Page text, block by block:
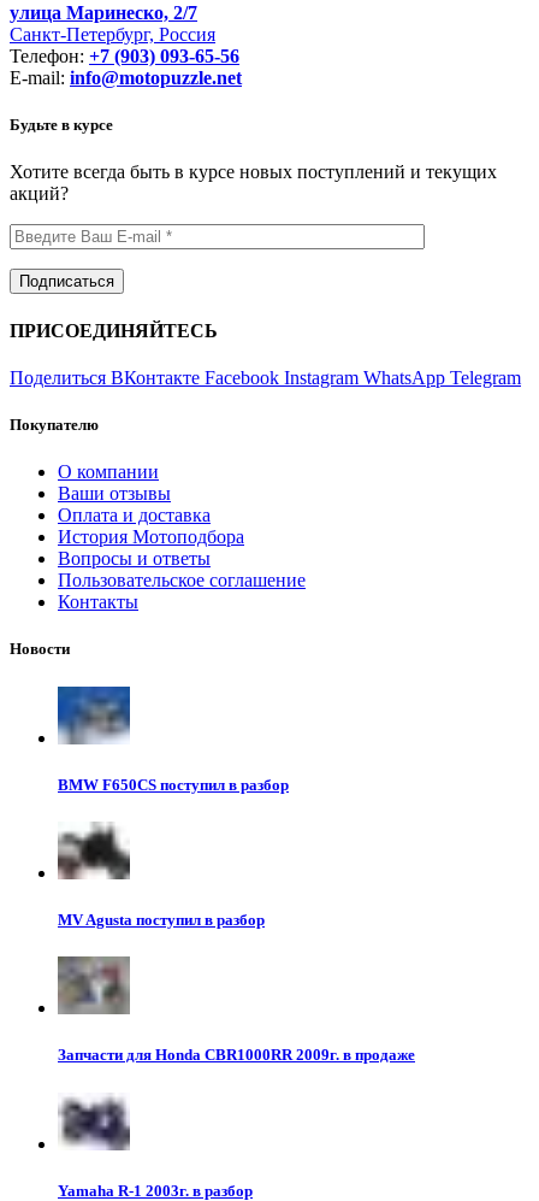
улица Маринеско, 2/7
Санкт-Петербург, Россия
Телефон: +7 (903) 093-65-56
E-mail: info@motopuzzle.net
Будьте в курсе
Хотите всегда быть в курсе новых поступлений и текущих
акций?
ПРИСОЕДИНЯЙТЕСЬ
Поделиться ВКонтакте Facebook Instagram WhatsApp Telegram
Покупателю
О компании
Ваши отзывы
Оплата и доставка
История Мотоподбора
Вопросы и ответы
Пользовательское соглашение
Контакты
Новости
BMW F650CS поступил в разбор
MV Agusta поступил в разбор
Запчасти для Honda CBR1000RR 2009г. в продаже
Yamaha R-1 2003г. в разбор